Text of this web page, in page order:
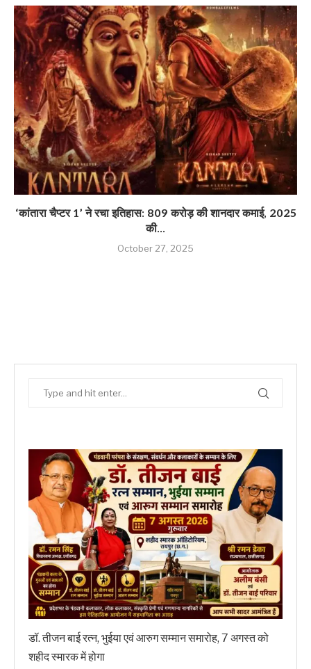
‘कांतारा चैप्टर 1’ ने रचा इतिहास: 809 करोड़ की शानदार कमाई, 2025
की...
October 27, 2025
डॉ. तीजन बाई रत्न, भुईया एवं आरुग सम्मान समारोह, 7 अगस्त को
शहीद स्मारक में होगा